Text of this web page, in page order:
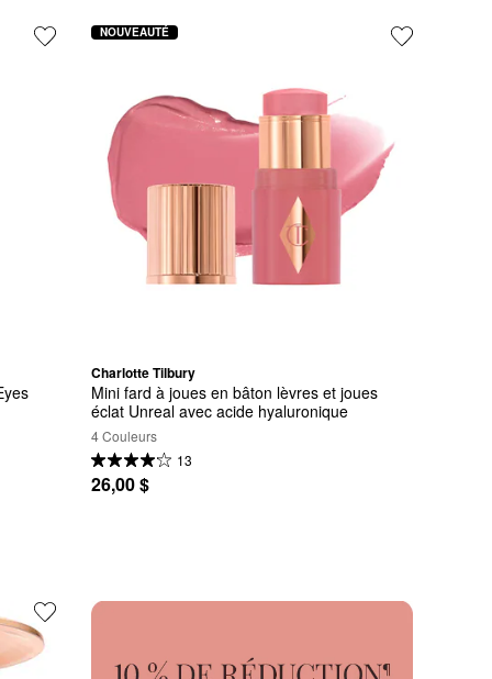
Charlotte Tilbury
Mini fard à joues en bâton lèvres et joues
éclat Unreal avec acide hyaluronique
4 Couleurs
13
26,00 $
NOUVEAUTÉ